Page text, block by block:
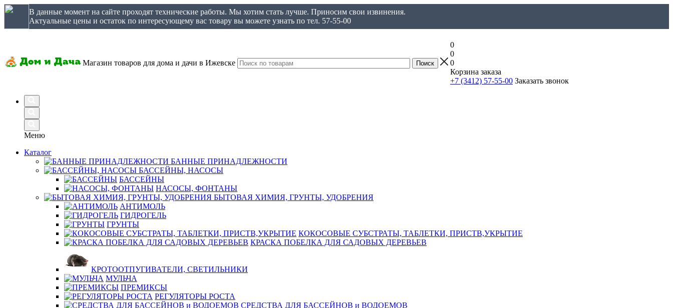
В данные момент на сайте проходят технические работы. Мы хотим стать лучше. Приносим свои извинения.
Актуальные цены и остаток по интересующему вас товару вы можете узнать по тел. 57-55-00
Магазин товаров для дома и дачи в Ижевске
0
0
0
Корзина заказа
+7 (3412) 57-55-00 Заказать звонок
Меню
Каталог
БАННЫЕ ПРИНАДЛЕЖНОСТИ
БАССЕЙНЫ, НАСОСЫ
БАССЕЙНЫ
НАСОСЫ, ФОНТАНЫ
БЫТОВАЯ ХИМИЯ, ГРУНТЫ, УДОБРЕНИЯ
АНТИМОЛЬ
ГИДРОГЕЛЬ
ГРУНТЫ
КОКОСОВЫЕ СУБСТРАТЫ, ТАБЛЕТКИ, ПРИСТВ,УКРЫТИЕ
КРАСКА ПОБЕЛКА ДЛЯ САДОВЫХ ДЕРЕВЬЕВ
КРОТООТПУГИВАТЕЛИ, СВЕТИЛЬНИКИ
МУЛЬЧА
ПРЕМИКСЫ
РЕГУЛЯТОРЫ РОСТА
СРЕДСТВА ДЛЯ БАССЕЙНОВ и ВОДОЕМОВ